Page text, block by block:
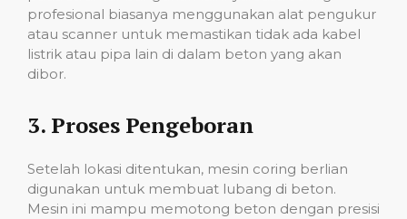
profesional biasanya menggunakan alat pengukur
atau scanner untuk memastikan tidak ada kabel
listrik atau pipa lain di dalam beton yang akan
dibor.
3. Proses Pengeboran
Setelah lokasi ditentukan, mesin coring berlian
digunakan untuk membuat lubang di beton.
Mesin ini mampu memotong beton dengan presisi